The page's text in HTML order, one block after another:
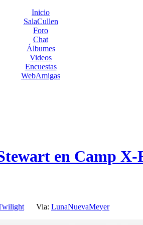
Inicio
SalaCullen
Foro
Chat
Álbumes
Videos
Encuestas
WebAmigas
en Camp X-
Via: LunaNuevaMeyer